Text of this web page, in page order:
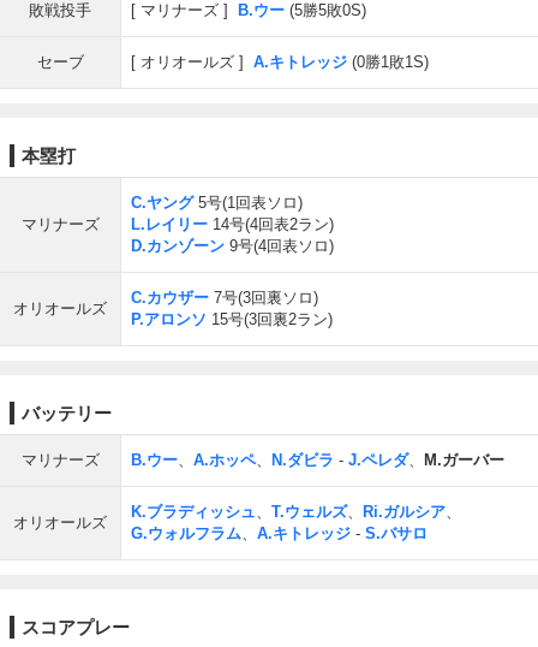
敗戦投手 マリナーズ B.ウー (5勝5敗0S)
セーブ オリオールズ A.キトレッジ (0勝1敗1S)
本塁打
マリナーズ
C.ヤング5号(1回表ソロ)
L.レイリー 14号(4回表2ラン)
D.カンゾーン 9号(4回表ソロ)
オリオールズ
C.カウザー 7号(3回裏ソロ)
P.アロンソ 15号(3回裏2ラン)
バッテリー
マリナーズ B.ウー、 A.ホッペ、 N.ダビラ - J.ペレダ、 M.ガーバー
オリオールズ
K.ブラディッシュ、 T.ウェルズ、 Ri.ガルシア、
G.ウォルフラム、 A.キトレッジ - S.バサロ
スコアプレー